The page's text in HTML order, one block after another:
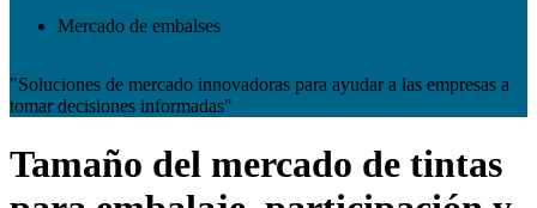
Mercado de embalses
"Soluciones de mercado innovadoras para ayudar a las empresas a
tomar decisiones informadas"
Tamaño del mercado de tintas